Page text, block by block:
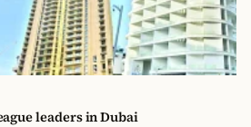
leaders in Dubai